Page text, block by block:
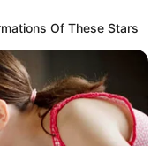
Of These Stars